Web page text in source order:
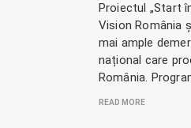
Proiectul „Start
Vision România
mai ample
național care
România.
READ MORE